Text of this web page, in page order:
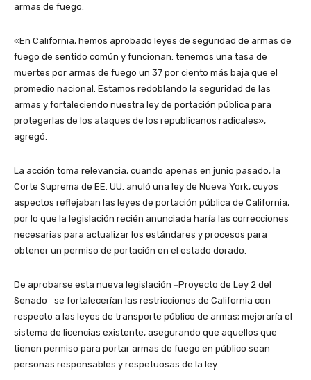
armas de fuego.
«En California, hemos aprobado leyes de seguridad de armas de
fuego de sentido común y funcionan: tenemos una tasa de
muertes por armas de fuego un 37 por ciento más baja que el
promedio nacional. Estamos redoblando la seguridad de las
armas y fortaleciendo nuestra ley de portación pública para
protegerlas de los ataques de los republicanos radicales»,
agregó.
La acción toma relevancia, cuando apenas en junio pasado, la
Corte Suprema de EE. UU. anuló una ley de Nueva York, cuyos
aspectos reflejaban las leyes de portación pública de California,
por lo que la legislación recién anunciada haría las correcciones
necesarias para actualizar los estándares y procesos para
obtener un permiso de portación en el estado dorado.
De aprobarse esta nueva legislación ‒Proyecto de Ley 2 del
Senado‒ se fortalecerían las restricciones de California con
respecto a las leyes de transporte público de armas; mejoraría el
sistema de licencias existente, asegurando que aquellos que
tienen permiso para portar armas de fuego en público sean
personas responsables y respetuosas de la ley.